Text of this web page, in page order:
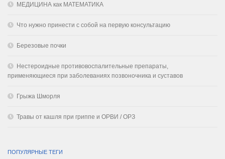
МЕДИЦИНА как МАТЕМАТИКА
Что нужно принести с собой на первую консультацию
Березовые почки
Нестероидные противовоспалительные препараты,
применяющиеся при заболеваниях позвоночника и суставов
Грыжа Шморля
Травы от кашля при гриппе и ОРВИ / ОРЗ
ПОПУЛЯРНЫЕ ТЕГИ